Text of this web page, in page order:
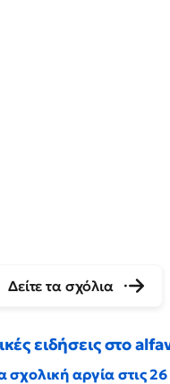
Δείτε τα σχόλια
ειδήσεις στο
σχολική αργία στις 26